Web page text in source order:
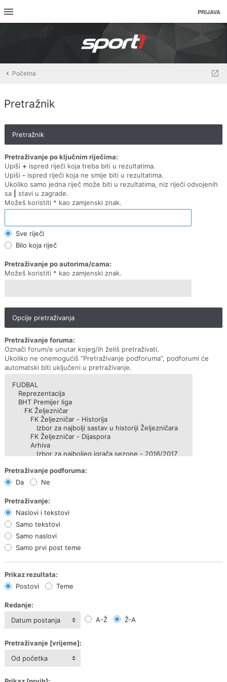
PRIJAVA
Početna
Pretražnik
Pretražnik
Pretraživanje po ključnim riječima:
Upiši + ispred riječi koja treba biti u rezultatima.
Upiši - ispred riječi koja ne smije biti u rezultatima.
Ukoliko samo jedna riječ može biti u rezultatima, niz riječi odvojenih
sa
stavi u zagrade.
Možeš koristiti * kao zamjenski znak.
Sve riječi
Bilo koja riječ
Pretraživanje po autorima/cama:
Možeš koristiti * kao zamjenski znak.
Opcije pretraživanja
Pretraživanje foruma:
Označi forum/e unutar kojeg/ih želiš pretraživati.
Ukoliko ne onemogućiš “Pretraživanje podforuma”, podforumi će
automatski biti uključeni u pretraživanje.
Pretraživanje podforuma:
Da
Ne
Pretraživanje:
Naslovi i tekstovi
Samo tekstovi
Samo naslovi
Samo prvi post teme
Prikaz rezultata:
Postovi
Teme
Redanje:
Datum postanja
A-Ž Ž-A
Pretraživanje [vrijeme]:
Od početka